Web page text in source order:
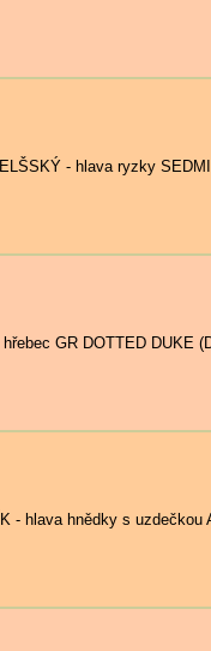
- hlava ryzky
GR DOTTED DUKE
- hlava hnědky s uzdečkou